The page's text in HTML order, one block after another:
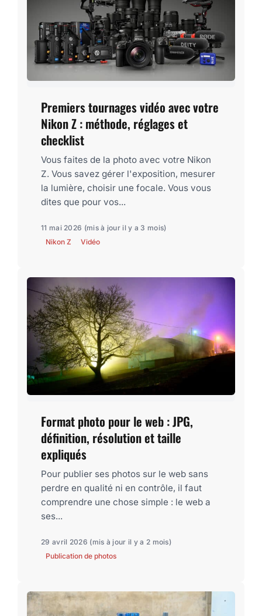
Premiers tournages vidéo avec votre
Nikon Z : méthode, réglages et
checklist
Vous faites de la photo avec votre Nikon
Z. Vous savez gérer l'exposition, mesurer
la lumière, choisir une focale. Vous vous
dites que pour vos...
11 mai 2026 (mis à jour il y a 3 mois)
Nikon Z
Vidéo
Format photo pour le web : JPG,
définition, résolution et taille
expliqués
Pour publier ses photos sur le web sans
perdre en qualité ni en contrôle, il faut
comprendre une chose simple : le web a
ses...
29 avril 2026 (mis à jour il y a 2 mois)
Publication de photos